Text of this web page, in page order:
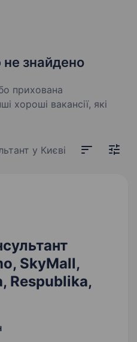
знайдено
прихована
хороші вакансії, які
у Києві
SkyMall,
Respublika,